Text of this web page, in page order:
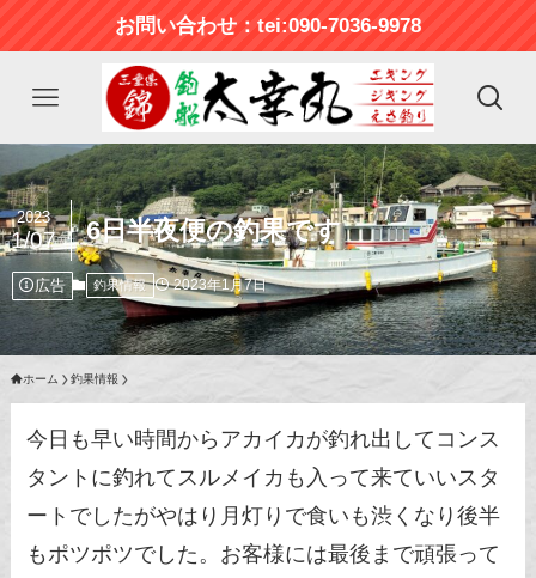
お問い合わせ：tei:090-7036-9978
6日半夜便の釣果です
2023
1/07
広告 釣果情報 2023年1月7日
ホーム 釣果情報
今日も早い時間からアカイカが釣れ出してコンス
タントに釣れてスルメイカも入って来ていいスタ
ートでしたがやはり月灯りで食いも渋くなり後半
もポツポツでした。お客様には最後まで頑張って